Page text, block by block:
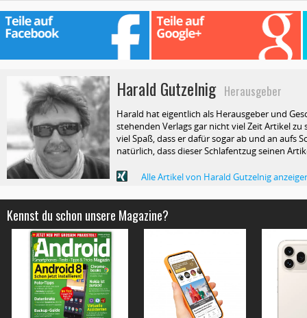
Harald GutzelnigHerausgeber
Harald hat eigentlich als Herausgeber und
stehenden Verlags gar nicht viel Zeit Artikel
viel Spaß, dass er dafür sogar ab und an aufs
natürlich, dass dieser Schlafentzug seinen
Alle Artikel von Harald Gutzelnig
Kennst du schon unsere Magazine?